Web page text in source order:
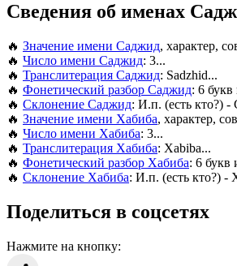
Сведения об именах
🔥 Значение имени Саджид, характер,
🔥 Число имени Саджид: 3...
🔥 Транслитерация Саджид: Sadzhid...
🔥 Фонетический разбор Саджид: 6 букв
🔥 Склонение Саджид: И.п. (есть кто?) -
🔥 Значение имени Хабиба, характер,
🔥 Число имени Хабиба: 3...
🔥 Транслитерация Хабиба: Xabiba...
🔥 Фонетический разбор Хабиба: 6 букв
🔥 Склонение Хабиба: И.п. (есть кто?) -
Поделиться в соцсетях
Нажмите на кнопку: